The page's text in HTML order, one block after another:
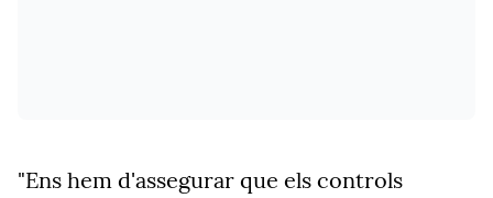
"Ens hem d'assegurar que els controls